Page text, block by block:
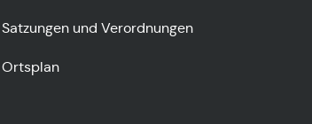
Satzungen und Verordnungen
Ortsplan